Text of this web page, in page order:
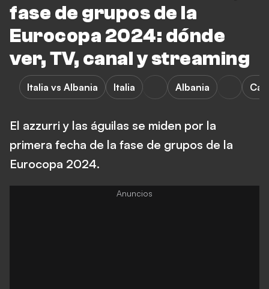
fase de grupos de la
Eurocopa 2024: dónde
ver, TV, canal y streaming
Italia vs Albania Italia Albania
El azzurri y las águilas se miden por la
primera fecha de la fase de grupos de la
Eurocopa 2024.